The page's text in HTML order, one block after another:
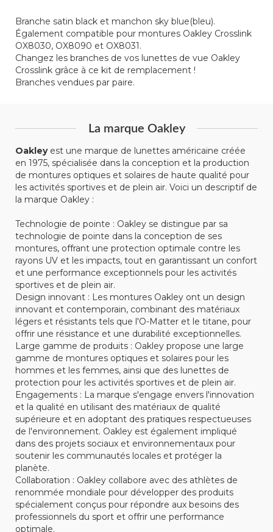
Branche satin black et manchon sky blue(bleu).
Également compatible pour montures Oakley Crosslink
OX8030, OX8090 et OX8031.
Changez les branches de vos lunettes de vue Oakley
Crosslink grâce à ce kit de remplacement !
Branches vendues par paire.
La marque Oakley
Oakleyest une marque de lunettes américaine créée
en 1975, spécialisée dans la conception et la production
de montures optiques et solaires de haute qualité pour
les activités sportives et de plein air. Voici un descriptif de
la marque Oakley :
Technologie de pointe : Oakley se distingue par sa
technologie de pointe dans la conception de ses
montures, offrant une protection optimale contre les
rayons UV et les impacts, tout en garantissant un confort
et une performance exceptionnels pour les activités
sportives et de plein air.
Design innovant : Les montures Oakley ont un design
innovant et contemporain, combinant des matériaux
légers et résistants tels que l'O-Matter et le titane, pour
offrir une résistance et une durabilité exceptionnelles.
Large gamme de produits : Oakley propose une large
gamme de montures optiques et solaires pour les
hommes et les femmes, ainsi que des lunettes de
protection pour les activités sportives et de plein air.
Engagements : La marque s'engage envers l'innovation
et la qualité en utilisant des matériaux de qualité
supérieure et en adoptant des pratiques respectueuses
de l'environnement. Oakley est également impliqué
dans des projets sociaux et environnementaux pour
soutenir les communautés locales et protéger la
planète.
Collaboration : Oakley collabore avec des athlètes de
renommée mondiale pour développer des produits
spécialement conçus pour répondre aux besoins des
professionnels du sport et offrir une performance
optimale.